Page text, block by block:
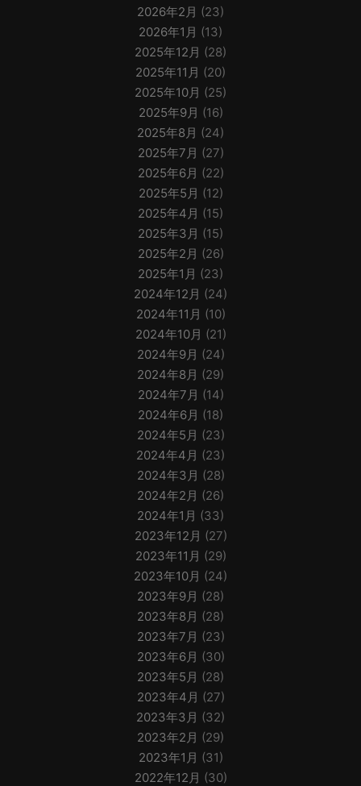
2026年2月 (23)
2026年1月 (13)
2025年12月 (28)
2025年11月 (20)
2025年10月 (25)
2025年9月 (16)
2025年8月 (24)
2025年7月 (27)
2025年6月 (22)
2025年5月 (12)
2025年4月 (15)
2025年3月 (15)
2025年2月 (26)
2025年1月 (23)
2024年12月 (24)
2024年11月 (10)
2024年10月 (21)
2024年9月 (24)
2024年8月 (29)
2024年7月 (14)
2024年6月 (18)
2024年5月 (23)
2024年4月 (23)
2024年3月 (28)
2024年2月 (26)
2024年1月 (33)
2023年12月 (27)
2023年11月 (29)
2023年10月 (24)
2023年9月 (28)
2023年8月 (28)
2023年7月 (23)
2023年6月 (30)
2023年5月 (28)
2023年4月 (27)
2023年3月 (32)
2023年2月 (29)
2023年1月 (31)
2022年12月 (30)